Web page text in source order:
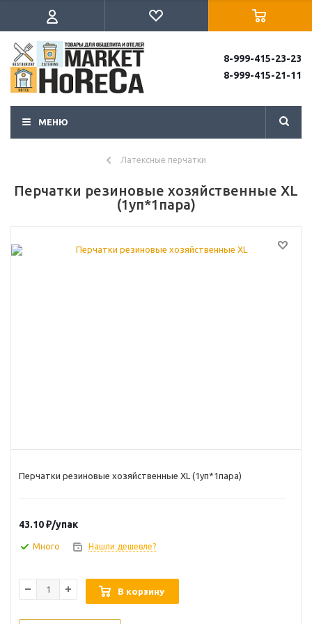
8-999-415-23-23
8-999-415-21-11
МЕНЮ
Латексные перчатки
Перчатки резиновые хозяйственные XL
(1уп*1пара)
Перчатки резиновые хозяйственные XL (1уп*1пара)
43.10₽/упак
Много Нашли дешевле?
В корзину